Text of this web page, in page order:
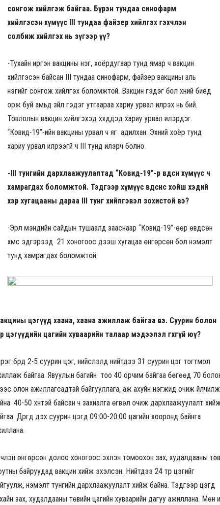
сонгож хийлгэж байгаа. Бүрэн тундаа синофарм
хийлгэсэн хүмүүс III тундаа файзер хийлгэх гэхчлэн
солбиж хийлгэх нь зүгээр үү?
-Тухайн иргэн вакцины нэг, хоёрдугаар тунд ямар ч вакцин
хийлгэсэн байсан III тундаа синофарм, файзер вакцины аль
нэгийг сонгож хийлгэх боломжтой. Вакцин гэдэг бол хүний биед
орж буй амьд зүйл гэдэг утгаараа хариу урвал илрэх нь бий.
Товлолын вакцин хийлгэхэд хүүхдүүдэд хариу урвал илэрдэг.
“Ковид-19”-ийн вакцины урвал ч яг адилхан. Эхний хоёр тунд
хариу урвал илрээгүй ч III тунд илэрч болно.
-III тунгийн дархлаажуулалтад “Ковид-19”-өөр өвдсөн хүмүүс ч
хамрагдах боломжтой. Тэдгээр хүмүүс өвдсөнөөсөө хойш хэдий
хэр хугацааны дараа III тунг хийлгэвэл зохистой вэ?
-Эрүүл мэндийн сайдын тушаалд зааснаар “Ковид-19”-өөр өвдсөн
хүмүүс эдгэрээд 21 хоногоос дээш хугацаа өнгөрсөн бол нэмэлт
тунд хамрагдах боломжтой.
цэгүүд хаана, хаана ажиллаж байгаа вэ. Суурин болон
цэгүүдийн цагийн хуваарийн талаар мэдээлэл өгөхгүй юү?
бүрд 2-5 суурин цэг, нийслэлд нийтдээ 31 суурин цэг тогтмол
байгаа. Явуулын багийн тоо 40 орчим байгаа бөгөөд 70
олон ажиллагсадтай байгууллага, аж ахуйн нэгжид очиж үйлчилж
40-50 хүнтэй байсан ч захиалга өгвөл очиж дархлаажуулалт
Дүүргүүд дэх суурин цэгүүд 09:00-20:00 цагийн хооронд байнга
өнгөрсөн долоо хоногоос эхлэн томоохон зах, худалдааны
байруудад вакцин хийж эхэлсэн. Нийтдээ 24 түр цэгийг
нэмэлт тунгийн дархлаажуулалт хийж байна. Тэдгээр цэгүүд
зах, худалдааны төвийн цагийн хуваарийн дагуу ажиллана. Мөн